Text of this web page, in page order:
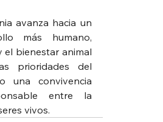
avanza hacia un
más humano,
bienestar animal
prioridades del
una convivencia
entre la
vivos.